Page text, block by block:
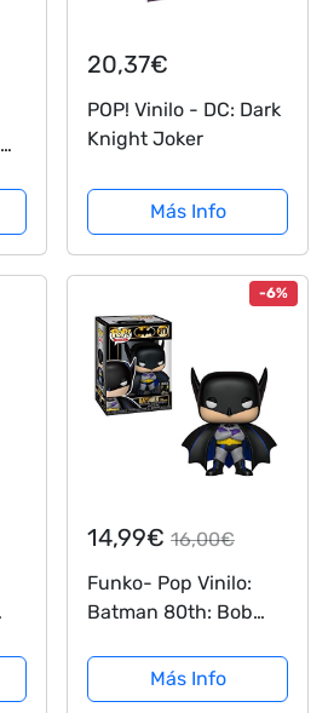
20,37€
POP! Vinilo - DC: Dark
Knight Joker
Más Info
-6%
14,99€ 16,00€
Funko- Pop Vinilo:
Batman 80th: Bob
Appearance) Figura
Coleccionable,
Más Info